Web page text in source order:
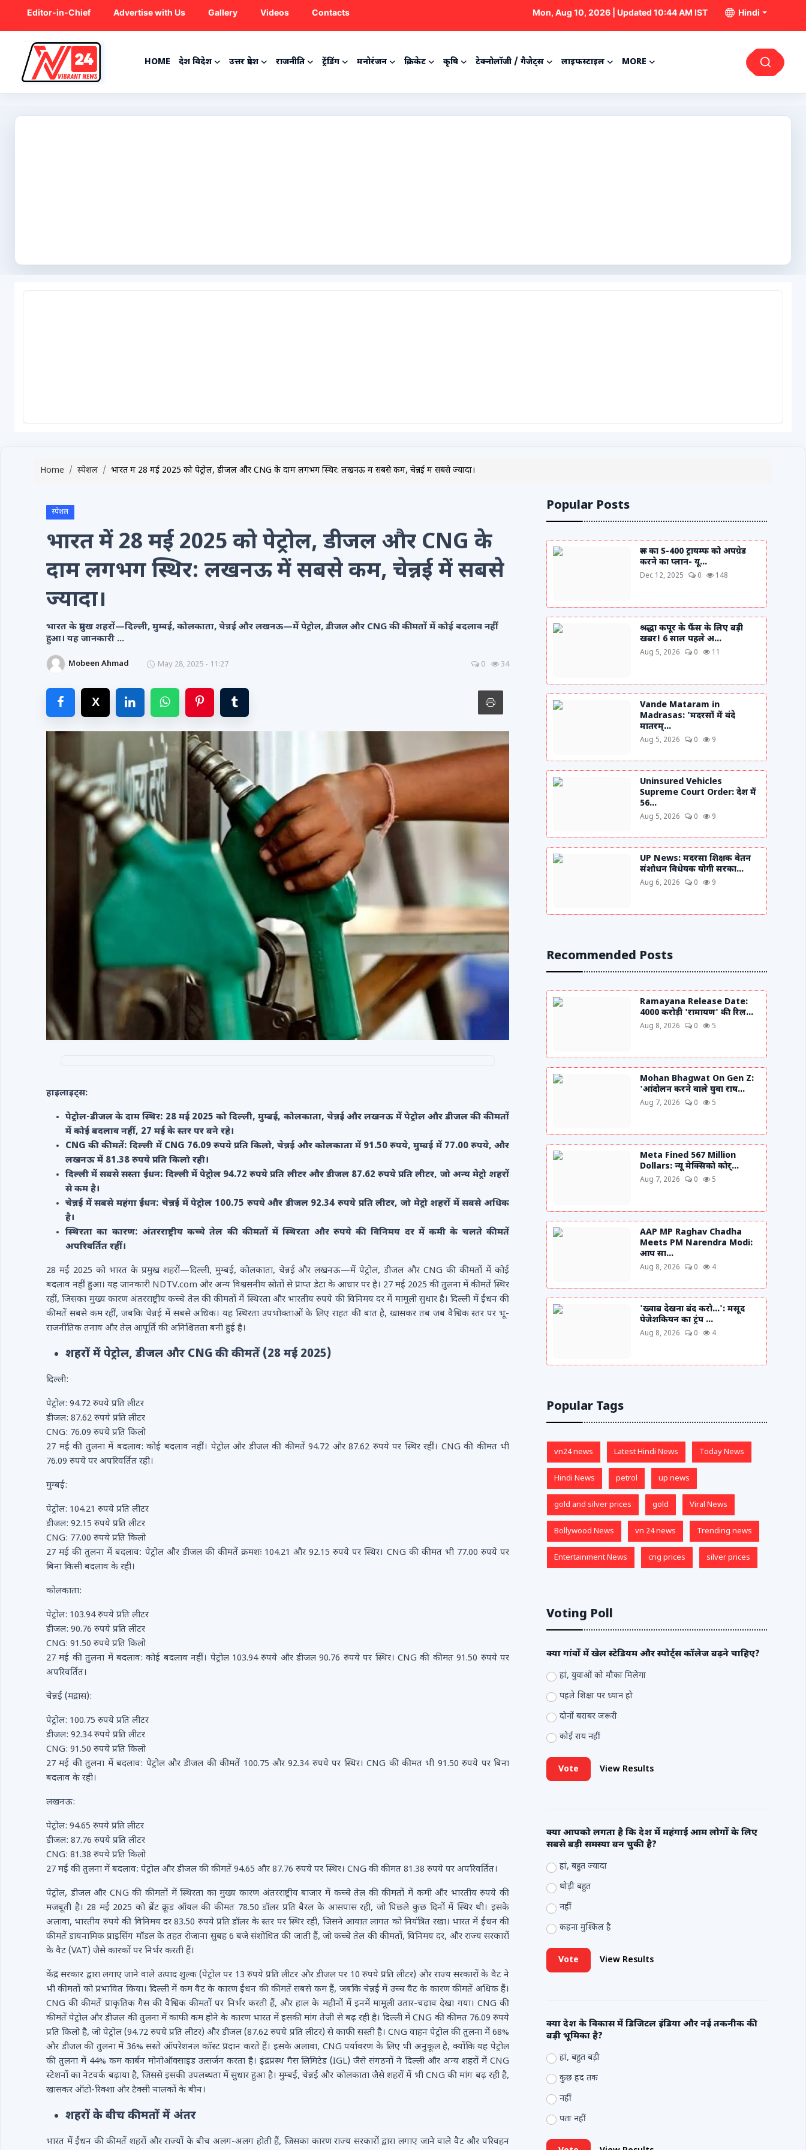
Editor-in-Chief Advertise with Us Gallery Videos Contacts Mon, Aug 10, 2026 | Updated 10:44 AM IST Hindi
HOME देश विदेश उत्तर प्रदेश राजनीति ट्रेंडिंग मनोरंजन क्रिकेट कृषि टेक्नोलॉजी / गैजेट्स लाइफस्टाइल MORE
Home
Advertise with Us
Videos
Contacts
Home स्पेशल भारत में 28 मई 2025 को पेट्रोल, डीजल और CNG के दाम लगभग स्थिर: लखनऊ में सबसे कम, चेन्नई में सबसे ज्यादा।
स्पेशल
भारत में 28 मई 2025 को पेट्रोल, डीजल और CNG के
दाम लगभग स्थिर: लखनऊ में सबसे कम, चेन्नई में सबसे
ज्यादा।
भारत के प्रमुख शहरों—दिल्ली, मुम्बई, कोलकाता, चेन्नई और लखनऊ—में पेट्रोल, डीजल और CNG की कीमतों में कोई बदलाव नहीं
हुआ। यह जानकारी ...
Mobeen Ahmad May 28, 2025 - 11:27 0 34
हाइलाइट्स:
पेट्रोल-डीजल के दाम स्थिर: 28 मई 2025 को दिल्ली, मुम्बई, कोलकाता, चेन्नई और लखनऊ में पेट्रोल और डीजल की कीमतों
में कोई बदलाव नहीं, 27 मई के स्तर पर बने रहे।
CNG की कीमतें: दिल्ली में CNG 76.09 रुपये प्रति किलो, चेन्नई और कोलकाता में 91.50 रुपये, मुम्बई में 77.00 रुपये, और
लखनऊ में 81.38 रुपये प्रति किलो रही।
दिल्ली में सबसे सस्ता ईंधन: दिल्ली में पेट्रोल 94.72 रुपये प्रति लीटर और डीजल 87.62 रुपये प्रति लीटर, जो अन्य मेट्रो शहरों
से कम है।
चेन्नई में सबसे महंगा ईंधन: चेन्नई में पेट्रोल 100.75 रुपये और डीजल 92.34 रुपये प्रति लीटर, जो मेट्रो शहरों में सबसे अधिक
है।
स्थिरता का कारण: अंतरराष्ट्रीय कच्चे तेल की कीमतों में स्थिरता और रुपये की विनिमय दर में कमी के चलते कीमतें
अपरिवर्तित रहीं।
28 मई 2025 को भारत के प्रमुख शहरों—दिल्ली, मुम्बई, कोलकाता, चेन्नई और लखनऊ—में पेट्रोल, डीजल और CNG की कीमतों में कोई
बदलाव नहीं हुआ। यह जानकारी NDTV.com और अन्य विश्वसनीय स्रोतों से प्राप्त डेटा के आधार पर है। 27 मई 2025 की तुलना में कीमतें स्थिर
रहीं, जिसका मुख्य कारण अंतरराष्ट्रीय कच्चे तेल की कीमतों में स्थिरता और भारतीय रुपये की विनिमय दर में मामूली सुधार है। दिल्ली में ईंधन की
कीमतें सबसे कम रहीं, जबकि चेन्नई में सबसे अधिक। यह स्थिरता उपभोक्ताओं के लिए राहत की बात है, खासकर तब जब वैश्विक स्तर पर भू-
राजनीतिक तनाव और तेल आपूर्ति की अनिश्चितता बनी हुई है।
शहरों में पेट्रोल, डीजल और CNG की कीमतें (28 मई 2025)
दिल्ली:
पेट्रोल: 94.72 रुपये प्रति लीटर
डीजल: 87.62 रुपये प्रति लीटर
CNG: 76.09 रुपये प्रति किलो
27 मई की तुलना में बदलाव: कोई बदलाव नहीं। पेट्रोल और डीजल की कीमतें 94.72 और 87.62 रुपये पर स्थिर रहीं। CNG की कीमत भी
76.09 रुपये पर अपरिवर्तित रही।
मुम्बई:
पेट्रोल: 104.21 रुपये प्रति लीटर
डीजल: 92.15 रुपये प्रति लीटर
CNG: 77.00 रुपये प्रति किलो
27 मई की तुलना में बदलाव: पेट्रोल और डीजल की कीमतें क्रमशः 104.21 और 92.15 रुपये पर स्थिर। CNG की कीमत भी 77.00 रुपये पर
बिना किसी बदलाव के रही।
कोलकाता:
पेट्रोल: 103.94 रुपये प्रति लीटर
डीजल: 90.76 रुपये प्रति लीटर
CNG: 91.50 रुपये प्रति किलो
27 मई की तुलना में बदलाव: कोई बदलाव नहीं। पेट्रोल 103.94 रुपये और डीजल 90.76 रुपये पर स्थिर। CNG की कीमत 91.50 रुपये पर
अपरिवर्तित।
चेन्नई (मद्रास):
पेट्रोल: 100.75 रुपये प्रति लीटर
डीजल: 92.34 रुपये प्रति लीटर
CNG: 91.50 रुपये प्रति किलो
27 मई की तुलना में बदलाव: पेट्रोल और डीजल की कीमतें 100.75 और 92.34 रुपये पर स्थिर। CNG की कीमत भी 91.50 रुपये पर बिना
बदलाव के रही।
लखनऊ:
पेट्रोल: 94.65 रुपये प्रति लीटर
डीजल: 87.76 रुपये प्रति लीटर
CNG: 81.38 रुपये प्रति किलो
27 मई की तुलना में बदलाव: पेट्रोल और डीजल की कीमतें 94.65 और 87.76 रुपये पर स्थिर। CNG की कीमत 81.38 रुपये पर अपरिवर्तित।
पेट्रोल, डीजल और CNG की कीमतों में स्थिरता का मुख्य कारण अंतरराष्ट्रीय बाजार में कच्चे तेल की कीमतों में कमी और भारतीय रुपये की
मजबूती है। 28 मई 2025 को ब्रेंट क्रूड ऑयल की कीमत 78.50 डॉलर प्रति बैरल के आसपास रही, जो पिछले कुछ दिनों में स्थिर थी। इसके
अलावा, भारतीय रुपये की विनिमय दर 83.50 रुपये प्रति डॉलर के स्तर पर स्थिर रही, जिसने आयात लागत को नियंत्रित रखा। भारत में ईंधन की
कीमतें डायनामिक प्राइसिंग मॉडल के तहत रोजाना सुबह 6 बजे संशोधित की जाती हैं, जो कच्चे तेल की कीमतों, विनिमय दर, और राज्य सरकारों
के वैट (VAT) जैसे कारकों पर निर्भर करती हैं।
केंद्र सरकार द्वारा लगाए जाने वाले उत्पाद शुल्क (पेट्रोल पर 13 रुपये प्रति लीटर और डीजल पर 10 रुपये प्रति लीटर) और राज्य सरकारों के वैट ने
भी कीमतों को प्रभावित किया। दिल्ली में कम वैट के कारण ईंधन की कीमतें सबसे कम हैं, जबकि चेन्नई में उच्च वैट के कारण कीमतें अधिक हैं।
CNG की कीमतें प्राकृतिक गैस की वैश्विक कीमतों पर निर्भर करती हैं, और हाल के महीनों में इनमें मामूली उतार-चढ़ाव देखा गया। CNG की
कीमतें पेट्रोल और डीजल की तुलना में काफी कम होने के कारण भारत में इसकी मांग तेजी से बढ़ रही है। दिल्ली में CNG की कीमत 76.09 रुपये
प्रति किलो है, जो पेट्रोल (94.72 रुपये प्रति लीटर) और डीजल (87.62 रुपये प्रति लीटर) से काफी सस्ती है। CNG वाहन पेट्रोल की तुलना में 68%
और डीजल की तुलना में 36% सस्ते ऑपरेशनल कॉस्ट प्रदान करते हैं। इसके अलावा, CNG पर्यावरण के लिए भी अनुकूल है, क्योंकि यह पेट्रोल
की तुलना में 44% कम कार्बन मोनोऑक्साइड उत्सर्जन करता है। इंद्रप्रस्थ गैस लिमिटेड (IGL) जैसे संगठनों ने दिल्ली और अन्य शहरों में CNG
स्टेशनों का नेटवर्क बढ़ाया है, जिससे इसकी उपलब्धता में सुधार हुआ है। मुम्बई, चेन्नई और कोलकाता जैसे शहरों में भी CNG की मांग बढ़ रही है,
खासकर ऑटो-रिक्शा और टैक्सी चालकों के बीच।
शहरों के बीच कीमतों में अंतर
भारत में ईंधन की कीमतें शहरों और राज्यों के बीच अलग-अलग होती हैं, जिसका कारण राज्य सरकारों द्वारा लगाए जाने वाले वैट और परिवहन
Popular Posts
रूस का S-400 ट्रायम्फ को अपग्रेड
करने का प्लान- यू...
Dec 12, 2025 0 148
श्रद्धा कपूर के फैंस के लिए बड़ी
खबर! 6 साल पहले अ...
Aug 5, 2026 0 11
Vande Mataram in
Madrasas: 'मदरसों में वंदे
मातरम्...
Aug 5, 2026 0 9
Uninsured Vehicles
Supreme Court Order: देश में
56...
Aug 5, 2026 0 9
UP News: मदरसा शिक्षक वेतन
संशोधन विधेयक योगी सरका...
Aug 6, 2026 0 9
Recommended Posts
Ramayana Release Date:
4000 करोड़ी 'रामायण' की रिल...
Aug 8, 2026 0 5
Mohan Bhagwat On Gen Z:
'आंदोलन करने वाले युवा राष...
Aug 7, 2026 0 5
Meta Fined 567 Million
Dollars: न्यू मेक्सिको कोर्...
Aug 7, 2026 0 5
AAP MP Raghav Chadha
Meets PM Narendra Modi:
आप सा...
Aug 8, 2026 0 4
'ख्वाब देखना बंद करो...': मसूद
पेजेशकियन का ट्रंप ...
Aug 8, 2026 0 4
Popular Tags
vn24 news Latest Hindi News Today News
Hindi News petrol up news
gold and silver prices gold Viral News
Bollywood News vn 24 news Trending news
Entertainment News cng prices silver prices
Voting Poll
क्या गांवों में खेल स्टेडियम और स्पोर्ट्स कॉलेज बढ़ने चाहिए?
हां, युवाओं को मौका मिलेगा
पहले शिक्षा पर ध्यान हो
दोनों बराबर जरूरी
कोई राय नहीं
Vote View Results
क्या आपको लगता है कि देश में महंगाई आम लोगों के लिए
सबसे बड़ी समस्या बन चुकी है?
हां, बहुत ज्यादा
थोड़ी बहुत
नहीं
कहना मुश्किल है
Vote View Results
क्या देश के विकास में डिजिटल इंडिया और नई तकनीक की
बड़ी भूमिका है?
हां, बहुत बड़ी
कुछ हद तक
नहीं
पता नहीं